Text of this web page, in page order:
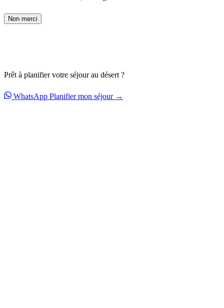
Non merci
Prêt à planifier votre séjour au désert ?
WhatsApp Planifier mon séjour →